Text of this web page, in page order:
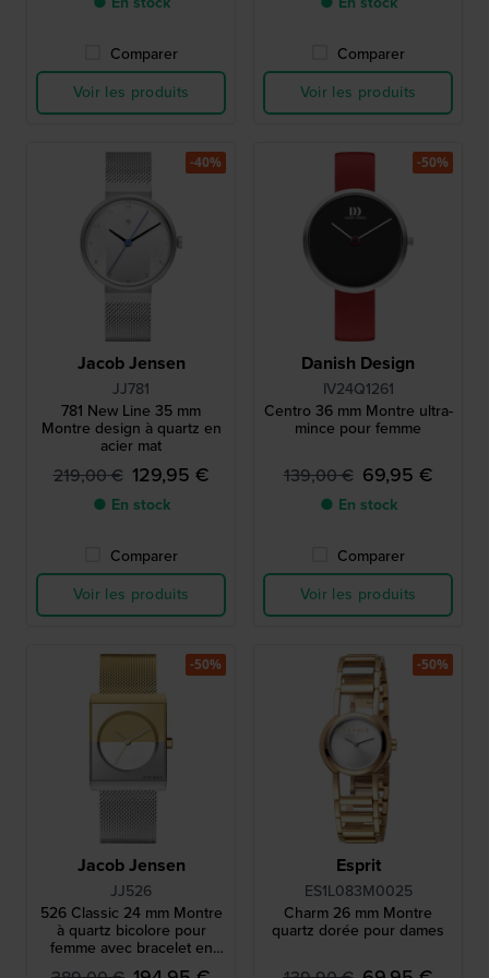
Comparer
Voir les produits
Comparer
Voir les produits
Jacob Jensen
JJ781
781 New Line 35 mm
Montre design à quartz en
acier mat
219,00 € 129,95 €
● En stock
Comparer
Voir les produits
-40%
Danish Design
IV24Q1261
Centro 36 mm Montre ultra-
mince pour femme
139,00 € 69,95 €
● En stock
Comparer
Voir les produits
-50%
Jacob Jensen
JJ526
526 Classic 24 mm Montre
à quartz bicolore pour
femme avec bracelet en
maille
-50%
Esprit
ES1L083M0025
Charm 26 mm Montre
quartz dorée pour dames
-50%